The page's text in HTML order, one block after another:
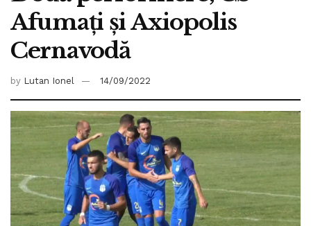
Afumaţi şi Axiopolis
Cernavodă
by Lutan Ionel 14/09/2022